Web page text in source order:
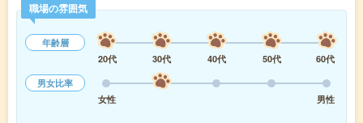
職場の雰囲気
年齢層
20代
30代 40代 50代
60代
男女比率
女性
男性